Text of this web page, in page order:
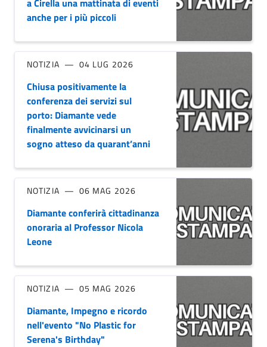
a Cirella una mattinata di eventi
anche per i più piccoli
NOTIZIA 04 LUG 2026
Chiusa positivamente la
conferenza dei servizi sul
porto: Diamante vede
finalmente avvicinarsi un
sogno atteso da quarant’anni
NOTIZIA 06 MAG 2026
Diamante conferirà cittadinanza
onoraria al Professor Nicola
Leone
NOTIZIA 05 MAG 2026
Diamante, Impegno e ricordo
nell'evento "No Plastic for
Serena's Birthday"